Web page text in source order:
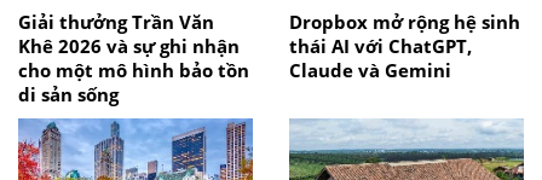
Giải thưởng Trần Văn
Khê 2026 và sự ghi nhận
cho một mô hình bảo tồn
di sản sống
Dropbox mở rộng hệ sinh
thái AI với ChatGPT,
Claude và Gemini